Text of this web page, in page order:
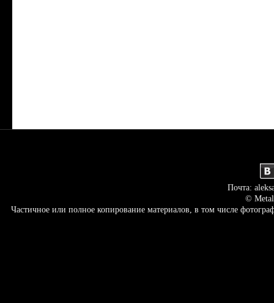
Почта:
©
Частичное или полное копирование материалов, в том числе